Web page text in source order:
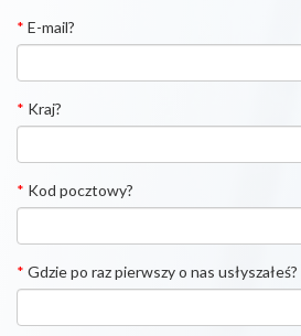
* E-mail?
* Kraj?
* Kod pocztowy?
* Gdzie po raz pierwszy o nas usłyszałeś?